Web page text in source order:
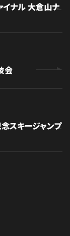
ナル 大倉山ナ
会
スキージャンプ